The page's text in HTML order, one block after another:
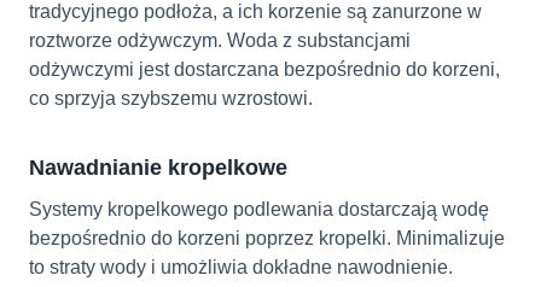
tradycyjnego podłoża, a ich korzenie są zanurzone w
roztworze odżywczym. Woda z substancjami
odżywczymi jest dostarczana bezpośrednio do korzeni,
co sprzyja szybszemu wzrostowi.
Nawadnianie kropelkowe
Systemy kropelkowego podlewania dostarczają wodę
bezpośrednio do korzeni poprzez kropelki. Minimalizuje
to straty wody i umożliwia dokładne nawodnienie.